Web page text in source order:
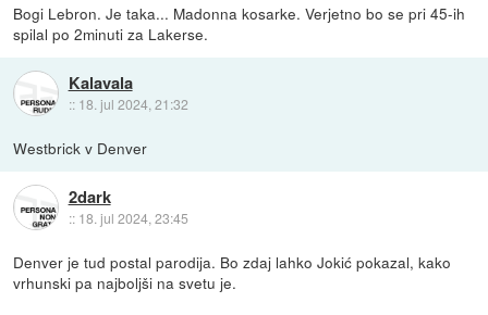
Bogi Lebron. Je taka... Madonna kosarke. Verjetno bo se pri 45-ih
spilal po 2minuti za Lakerse.
Kalavala
:: 18. jul 2024, 21:32
Westbrick v Denver
2dark
:: 18. jul 2024, 23:45
Denver je tud postal parodija. Bo zdaj lahko Jokić pokazal, kako
vrhunski pa najboljši na svetu je.